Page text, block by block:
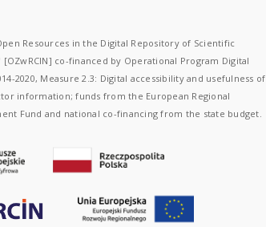
Resources in the Digital Repository of Scientific
[OZwRCIN] co-financed by Operational Program Digital
2020, Measure 2.3: Digital accessibility and usefulness of
information; funds from the European Regional
Fund and national co-financing from the state budget.